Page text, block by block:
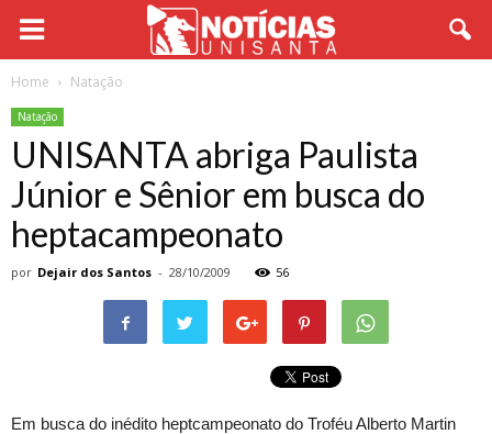
Home Natação
Natação
UNISANTA abriga Paulista
Júnior e Sênior em busca do
heptacampeonato
por Dejair dos Santos - 28/10/2009 56
Em busca do inédito heptcampeonato do Troféu Alberto Martin